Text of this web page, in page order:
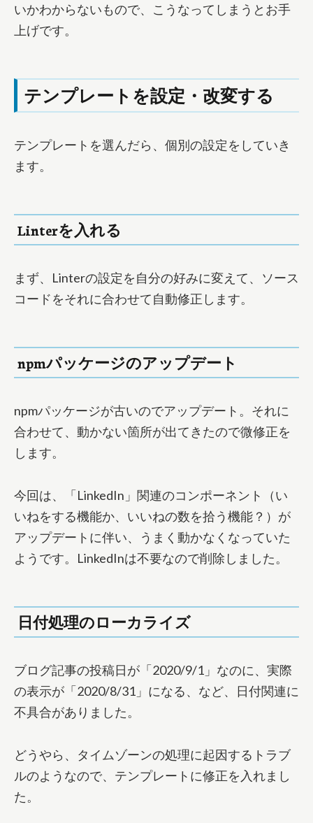
いかわからないもので、こうなってしまうとお手
上げです。
テンプレートを設定・改変する
テンプレートを選んだら、個別の設定をしていき
ます。
Linterを入れる
まず、Linterの設定を自分の好みに変えて、ソース
コードをそれに合わせて自動修正します。
npmパッケージのアップデート
npmパッケージが古いのでアップデート。それに
合わせて、動かない箇所が出てきたので微修正を
します。
今回は、「LinkedIn」関連のコンポーネント（い
いねをする機能か、いいねの数を拾う機能？）が
アップデートに伴い、うまく動かなくなっていた
ようです。LinkedInは不要なので削除しました。
日付処理のローカライズ
ブログ記事の投稿日が「2020/9/1」なのに、実際
の表示が「2020/8/31」になる、など、日付関連に
不具合がありました。
どうやら、タイムゾーンの処理に起因するトラブ
ルのようなので、テンプレートに修正を入れまし
た。